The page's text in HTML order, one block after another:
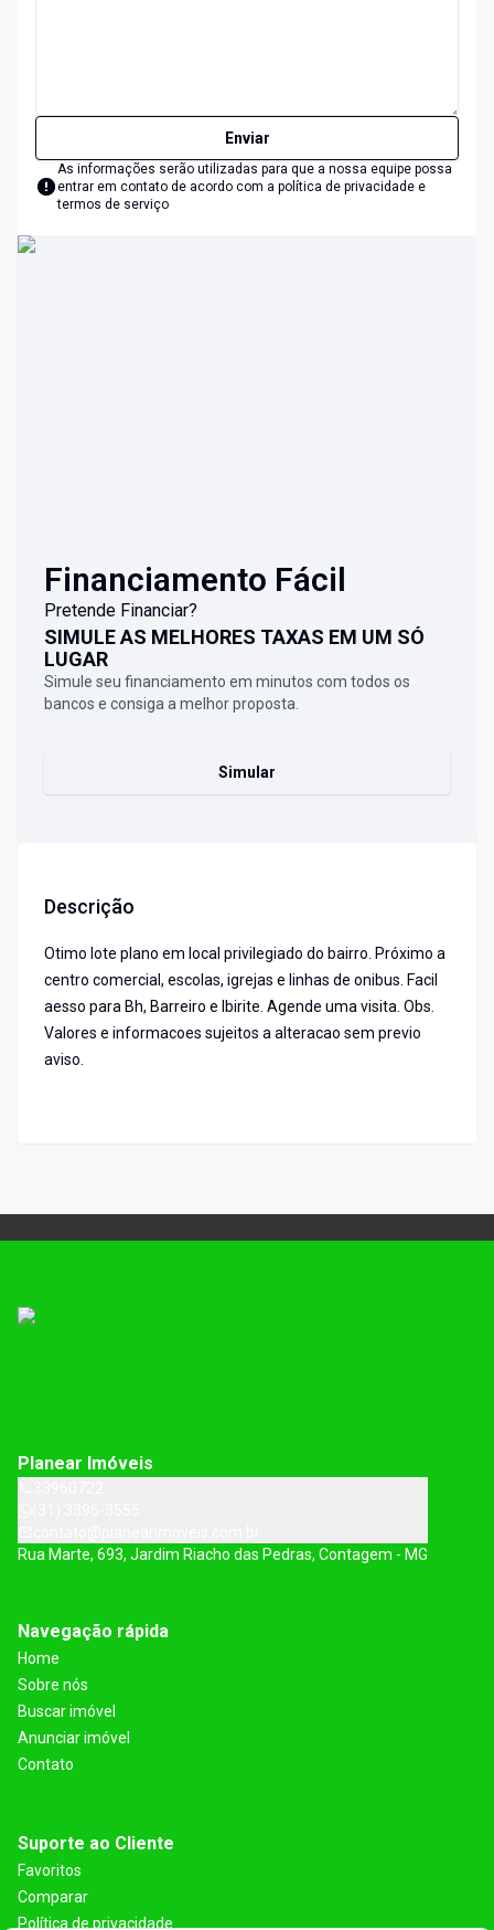
Enviar
As informações serão utilizadas para que a nossa equipe possa
entrar em contato de acordo com a política de privacidade e
termos de serviço
Financiamento Fácil
Pretende Financiar?
SIMULE AS MELHORES TAXAS EM UM SÓ
LUGAR
Simule seu financiamento em minutos com todos os
bancos e consiga a melhor proposta.
Simular
Descrição
Otimo lote plano em local privilegiado do bairro. Próximo a
centro comercial, escolas, igrejas e linhas de onibus. Facil
aesso para Bh, Barreiro e Ibirite. Agende uma visita. Obs.
Valores e informacoes sujeitos a alteracao sem previo
aviso.
Planear Imóveis
Rua Marte, 693, Jardim Riacho das Pedras, Contagem - MG
Navegação rápida
Home
Sobre nós
Buscar imóvel
Anunciar imóvel
Contato
Suporte ao Cliente
Favoritos
Comparar
Política de privacidade